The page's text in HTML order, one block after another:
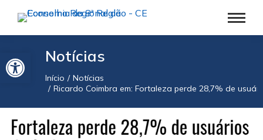
Barra de Ferramentas AbertaNotícias
Você está aqui:
Início
Notícias
Ricardo Coimbra em: Fortaleza perde 28,7% de